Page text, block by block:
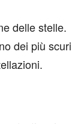
delle stelle.
dei più scuri